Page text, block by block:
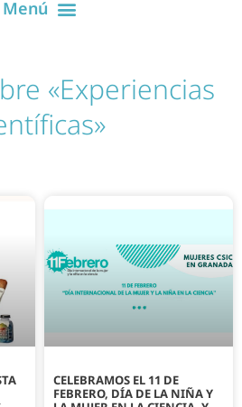
«Experiencias
CELEBRAMOS EL 11 DE
FEBRERO, DÍA DE LA NIÑA Y